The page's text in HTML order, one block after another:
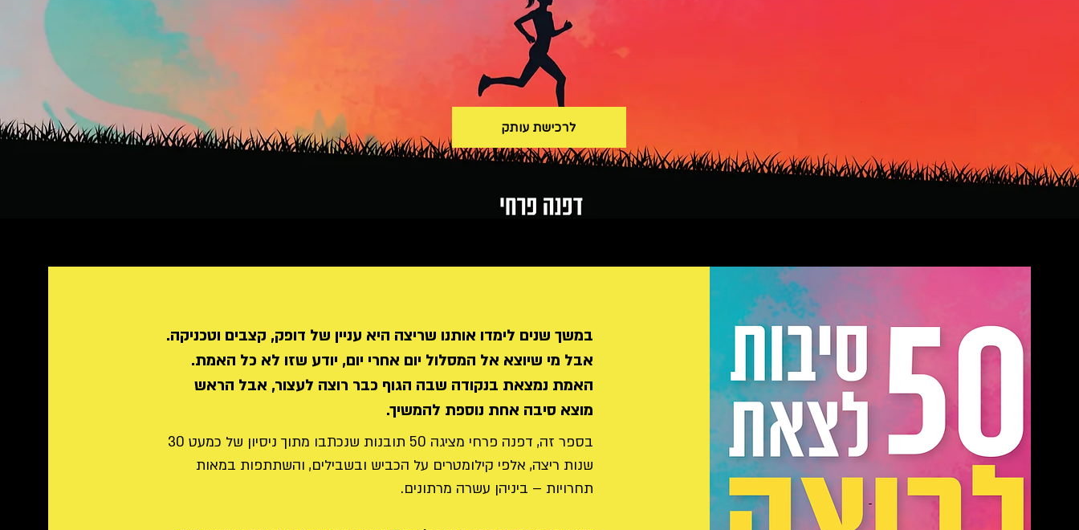
לרכישת עותק
במשך שנים לימדו אותנו שריצה היא עניין של דופק, קצבים וטכניקה.
אבל מי שיוצא אל המסלול יום אחרי יום, יודע שזו לא כל האמת.
האמת נמצאת בנקודה שבה הגוף כבר רוצה לעצור, אבל הראש
מוצא סיבה אחת נוספת להמשיך.
בספר זה, דפנה פרחי מציגה 50 תובנות שנכתבו מתוך ניסיון של כמעט 30
שנות ריצה, אלפי קילומטרים על הכביש ובשבילים, והשתתפות במאות
תחרויות – ביניהן עשרה מרתונים.